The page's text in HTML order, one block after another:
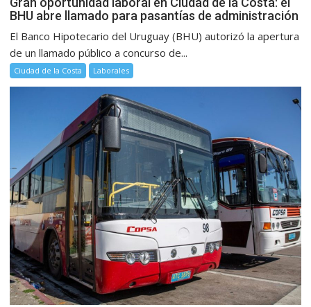
BHU abre llamado para pasantías de administración
El Banco Hipotecario del Uruguay (BHU) autorizó la apertura
de un llamado público a concurso de...
Ciudad de la Costa Laborales